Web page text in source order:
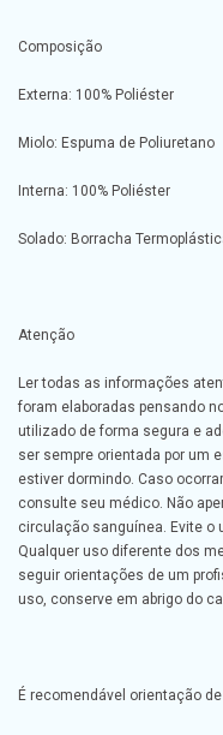
Composição
Externa: 100% Poliéster
Miolo: Espuma de Poliuretano
Interna: 100% Poliéster
Solado: Borracha
Atenção
Ler todas as informações
foram elaboradas pensando
utilizado de forma segura e
ser sempre orientada por um
estiver dormindo. Caso
consulte seu médico. Não
circulação sanguínea. Evite o
Qualquer uso diferente dos
seguir orientações de um
uso, conserve em abrigo do
É recomendável orientação